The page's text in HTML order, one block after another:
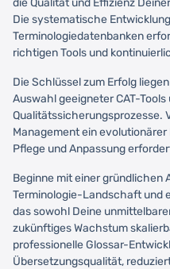
die Qualität und Effizienz
Die systematische
Terminologiedatenbanken
richtigen Tools und
Die Schlüssel zum Erfolg
Auswahl geeigneter CAT-
Qualitätssicherungsprozesse.
Management ein
Pflege und Anpassung
Beginne mit einer gründlichen
Terminologie-Landschaft und
das sowohl Deine
zukünftiges Wachstum
professionelle Glossar-
Übersetzungsqualität,